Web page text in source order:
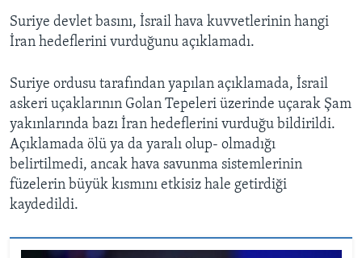
Suriye devlet basını, İsrail hava kuvvetlerinin hangi
İran hedeflerini vurduğunu açıklamadı.
Suriye ordusu tarafından yapılan açıklamada, İsrail
askeri uçaklarının Golan Tepeleri üzerinde uçarak Şam
yakınlarında bazı İran hedeflerini vurduğu bildirildi.
Açıklamada ölü ya da yaralı olup- olmadığı
belirtilmedi, ancak hava savunma sistemlerinin
füzelerin büyük kısmını etkisiz hale getirdiği
kaydedildi.